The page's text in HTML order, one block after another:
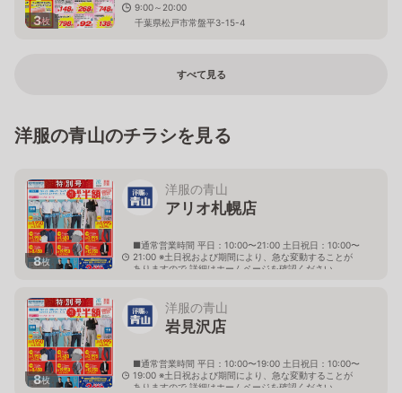
3枚
9:00～20:00
千葉県松戸市常盤平3-15-4
すべて見る
洋服の青山のチラシを見る
8枚
洋服の青山
アリオ札幌店
■通常営業時間 平日：10:00〜21:00 土日祝日：10:00〜
21:00 ※土日祝および期間により、急な変動することが
ありますので 詳細はホームページを確認ください
8枚
洋服の青山
岩見沢店
■通常営業時間 平日：10:00〜19:00 土日祝日：10:00〜
19:00 ※土日祝および期間により、急な変動することが
ありますので 詳細はホームページを確認ください